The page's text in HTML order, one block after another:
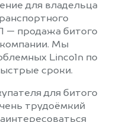
для владельца
— продажа битого
компании. Мы
Lincoln по
сроки.
для битого
трудоёмкий